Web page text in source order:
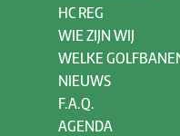
HC REG
WIE ZIJN WIJ
WELKE
NIEUWS
F.A.Q.
AGENDA